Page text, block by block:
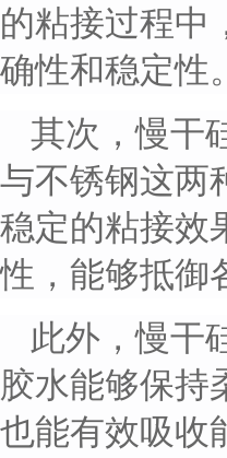
的粘接过程中
确性和稳定性。
其次，慢干
与不锈钢这两
稳定的粘接效
性，能够抵御
此外，慢干
胶水能够保持
也能有效吸收